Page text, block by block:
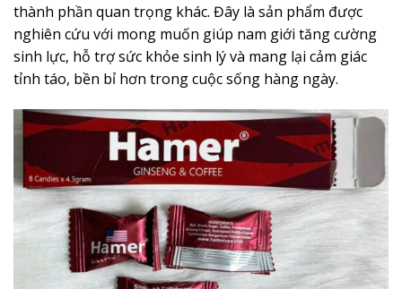
thành phần quan trọng khác. Đây là sản phẩm được
nghiên cứu với mong muốn giúp nam giới tăng cường
sinh lực, hỗ trợ sức khỏe sinh lý và mang lại cảm giác
tỉnh táo, bền bỉ hơn trong cuộc sống hàng ngày.